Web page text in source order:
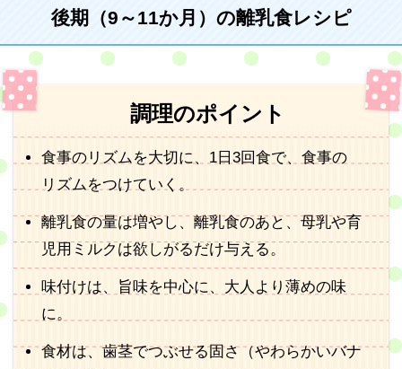
後期（9～11か月）の離乳食レシピ
調理のポイント
食事のリズムを大切に、1日3回食で、食事の
リズムをつけていく。
離乳食の量は増やし、離乳食のあと、母乳や育
児用ミルクは欲しがるだけ与える。
味付けは、旨味を中心に、大人より薄めの味
に。
食材は、歯茎でつぶせる固さ（やわらかいバナ